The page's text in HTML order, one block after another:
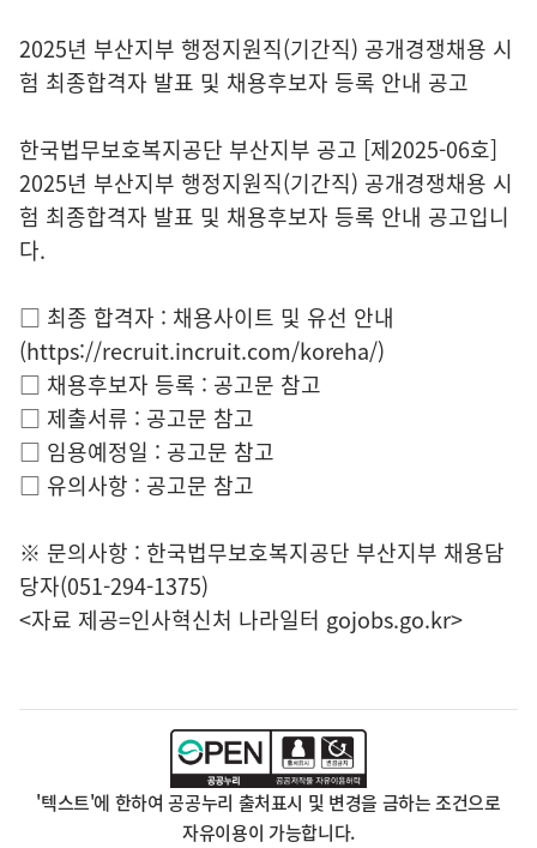
2025년 부산지부 행정지원직(기간직) 공개경쟁채용 시
험 최종합격자 발표 및 채용후보자 등록 안내 공고
한국법무보호복지공단 부산지부 공고 [제2025-06호]
2025년 부산지부 행정지원직(기간직) 공개경쟁채용 시
험 최종합격자 발표 및 채용후보자 등록 안내 공고입니
다.
□ 최종 합격자 : 채용사이트 및 유선 안내
(https://recruit.incruit.com/koreha/)
□ 채용후보자 등록 : 공고문 참고
□ 제출서류 : 공고문 참고
□ 임용예정일 : 공고문 참고
□ 유의사항 : 공고문 참고
※ 문의사항 : 한국법무보호복지공단 부산지부 채용담
당자(051-294-1375)
<자료 제공=인사혁신처 나라일터 gojobs.go.kr>
'텍스트'에 한하여 공공누리 출처표시 및 변경을 금하는 조건으로
자유이용이 가능합니다.